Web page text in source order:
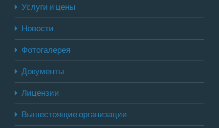
Услуги и цены
Новости
Фотогалерея
Документы
Лицензии
Вышестоящие организации